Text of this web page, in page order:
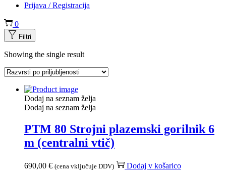
Prijava / Registracija
0
Filtri
Showing the single result
Dodaj na seznam želja
Dodaj na seznam želja
PTM 80 Strojni plazemski gorilnik 6
m (centralni vtič)
690,00 € (cena vključuje DDV) Dodaj v košarico